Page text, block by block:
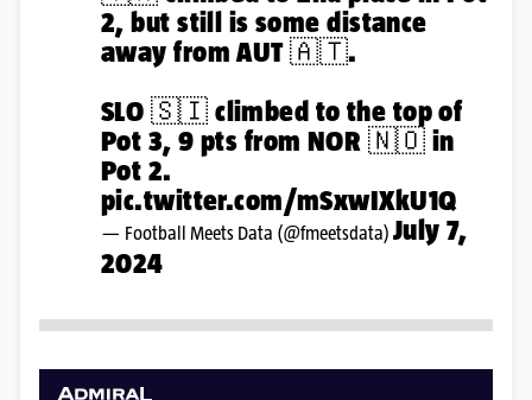
2, but still is some distance
away from AUT 🇦🇹.
SLO 🇸🇮 climbed to the top of
Pot 3, 9 pts from NOR 🇳🇴 in
Pot 2.
pic.twitter.com/mSxwIXkU1Q
— Football Meets Data (@fmeetsdata) July 7,
2024